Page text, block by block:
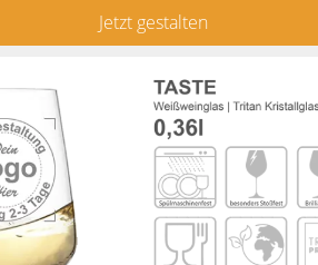
Jetzt gestalten